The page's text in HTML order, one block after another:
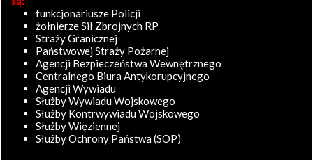
funkcjonariusze Policji
żołnierze Sił Zbrojnych RP
Straży Granicznej
Państwowej Straży Pożarnej
Agencji Bezpieczeństwa Wewnętrznego
Centralnego Biura Antykorupcyjnego
Agencji Wywiadu
Służby Wywiadu Wojskowego
Służby Kontrwywiadu Wojskowego
Służby Więziennej
Służby Ochrony Państwa (SOP)